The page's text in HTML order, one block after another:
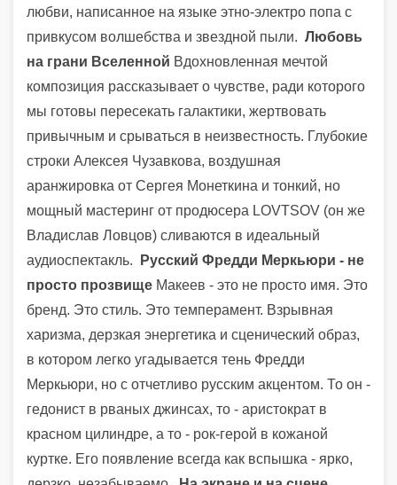
любви, написанное на языке этно-электро попа с
привкусом волшебства и звездной пыли. Любовь
на грани Вселенной Вдохновленная мечтой
композиция рассказывает о чувстве, ради которого
мы готовы пересекать галактики, жертвовать
привычным и срываться в неизвестность. Глубокие
строки Алексея Чузавкова, воздушная
аранжировка от Сергея Монеткина и тонкий, но
мощный мастеринг от продюсера LOVTSOV (он же
Владислав Ловцов) сливаются в идеальный
аудиоспектакль.
Русский Фредди Меркьюри - не
просто прозвище Макеев - это не просто имя. Это
бренд. Это стиль. Это темперамент. Взрывная
харизма, дерзкая энергетика и сценический образ,
в котором легко угадывается тень Фредди
Меркьюри, но с отчетливо русским акцентом. То он -
гедонист в рваных джинсах, то - аристократ в
красном цилиндре, а то - рок-герой в кожаной
куртке. Его появление всегда как вспышка - ярко,